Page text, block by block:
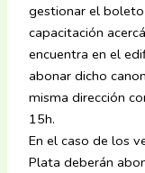
gestionar el
capacitación
encuentra en el
abonar dicho
misma dirección
15h.
En el caso de los
Plata deberán